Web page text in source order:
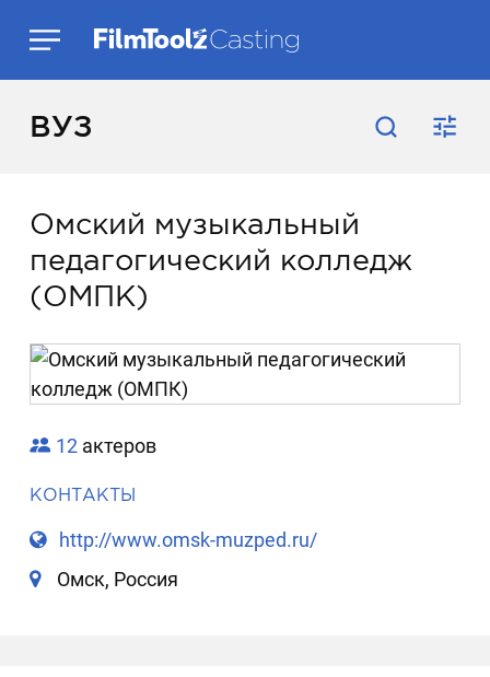
ВУЗ
Омский музыкальный
педагогический колледж
(ОМПК)
12 актеров
КОНТАКТЫ
http://www.omsk-muzped.ru/
Омск, Россия